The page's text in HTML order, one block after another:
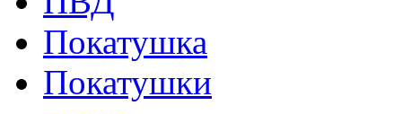
Покатушка
Покатушки